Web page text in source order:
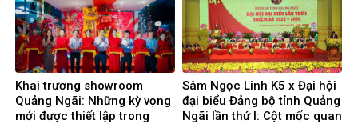
Khai trương showroom
Quảng Ngãi: Những kỳ vọng
mới được thiết lập trong
Sâm Ngọc Linh K5 x Đại hội
đại biểu Đảng bộ tỉnh Quảng
Ngãi lần thứ I: Cột mốc quan